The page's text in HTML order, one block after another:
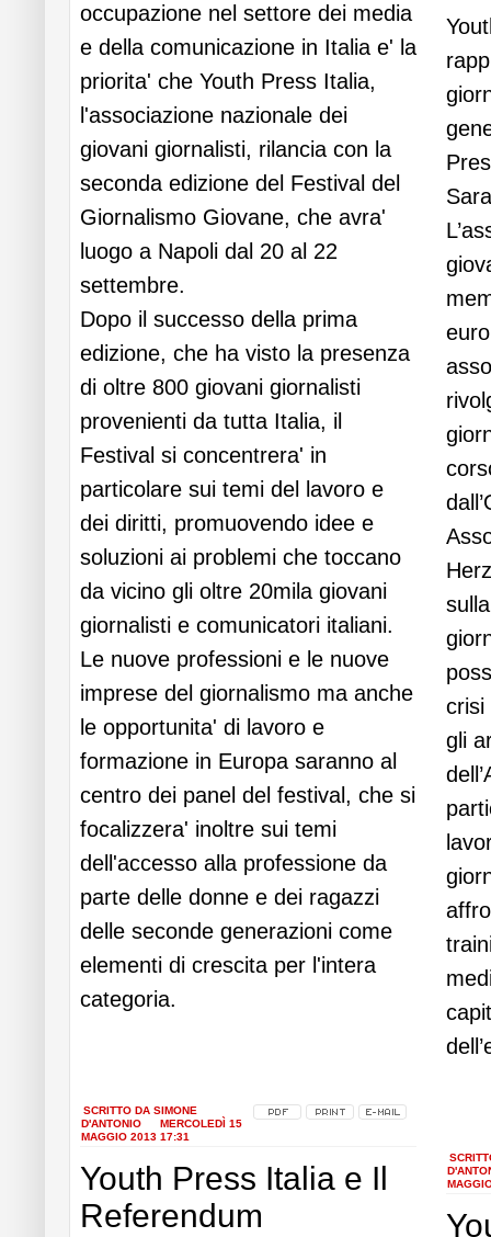
occupazione nel settore dei media
e della comunicazione in Italia e' la
priorita' che Youth Press Italia,
l'associazione nazionale dei
giovani giornalisti, rilancia con la
seconda edizione del Festival del
Giornalismo Giovane, che avra'
luogo a Napoli dal 20 al 22
settembre.
Dopo il successo della prima
edizione, che ha visto la presenza
di oltre 800 giovani giornalisti
provenienti da tutta Italia, il
Festival si concentrera' in
particolare sui temi del lavoro e
dei diritti, promuovendo idee e
soluzioni ai problemi che toccano
da vicino gli oltre 20mila giovani
giornalisti e comunicatori italiani.
Le nuove professioni e le nuove
imprese del giornalismo ma anche
le opportunita' di lavoro e
formazione in Europa saranno al
centro dei panel del festival, che si
focalizzera' inoltre sui temi
dell'accesso alla professione da
parte delle donne e dei ragazzi
delle seconde generazioni come
elementi di crescita per l'intera
categoria.
SCRITTO DA SIMONE
D'ANTONIO
MERCOLEDÌ 15
MAGGIO 2013 17:31
Youth Press Italia e Il
Referendum
crisi
gli